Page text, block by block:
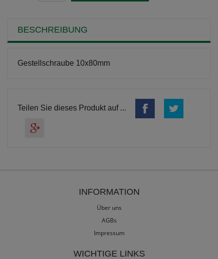
BESCHREIBUNG
Gestellschraube 10x80mm
Teilen Sie dieses Produkt auf ...
INFORMATION
Über uns
AGBs
Impressum
WICHTIGE LINKS